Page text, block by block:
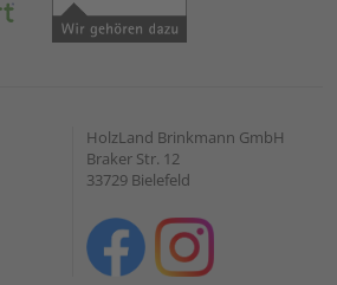
HolzLand Brinkmann GmbH
Braker Str. 12
33729 Bielefeld